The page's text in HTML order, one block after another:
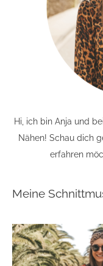
Hi, ich bin Anja und
Nähen! Schau dich
erfahren
Meine